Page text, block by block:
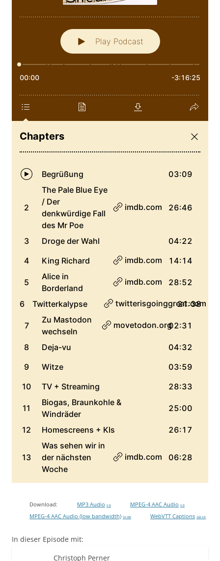
Download: MP3 Audio 0 B MPEG-4 AAC Audio 0 B
MPEG-4 AAC Audio (low bandwidth) 59 MB WebVTT Captions 268 KB
In dieser Episode mit:
Christoph Perner